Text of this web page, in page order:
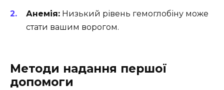
Анемія: Низький рівень гемоглобіну може
стати вашим ворогом.
Методи надання першої
допомоги